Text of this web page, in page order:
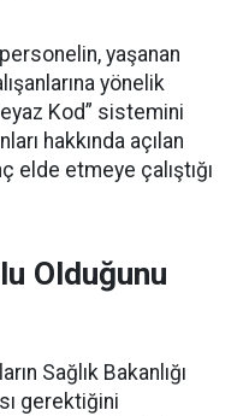
yaşanan
yönelik
Kod” sistemini
hakkında açılan
elde etmeye çalıştığı
Olduğunu
Sağlık Bakanlığı
gerektiğini